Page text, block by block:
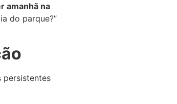
amanhã na
do parque?”
persistentes